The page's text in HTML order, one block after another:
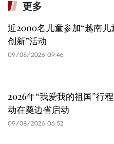
更多
近2000名儿童参加“越南
创新”活动
09/08/2026 09:46
2026年“我爱我的祖国”行
动在奠边省启动
09/08/2026 06:52